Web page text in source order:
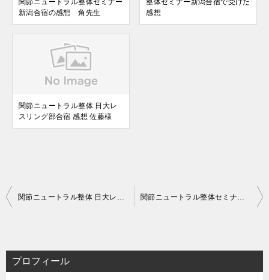
新潟合宿の感想 角先生
感想
関節ニュートラル整体 日大レ
スリング部合宿 感想 佐藤様
投
ビ
ゲ
プロフィール